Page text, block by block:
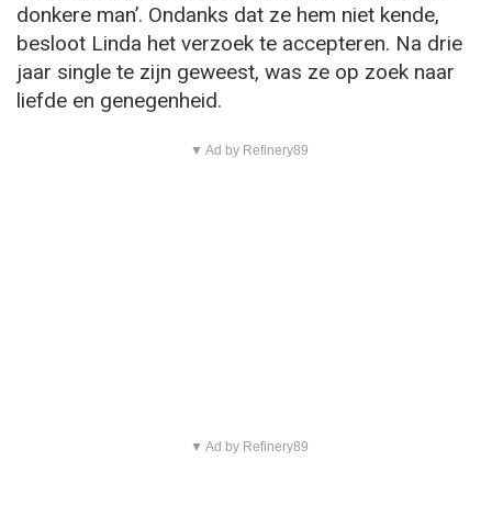
donkere man’. Ondanks dat ze hem niet kende,
besloot Linda het verzoek te accepteren. Na drie
jaar single te zijn geweest, was ze op zoek naar
liefde en genegenheid.
▼ Ad by Refinery89
▼ Ad by Refinery89